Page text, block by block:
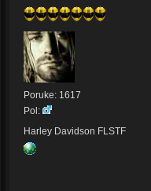
Poruke: 1617
Pol:
Harley Davidson FLSTF